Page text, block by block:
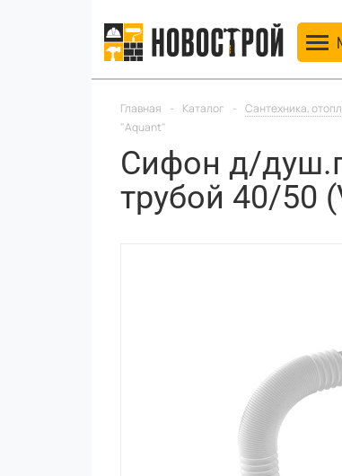
Главная - Каталог - Сантехника,
"Aquant"
Сифон д/
трубой 40/50